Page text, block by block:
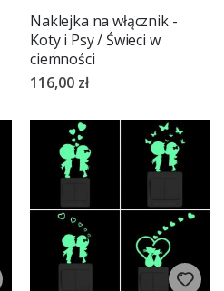
Naklejka na włącznik -
Koty i Psy / Świeci w
ciemności
116,00 zł